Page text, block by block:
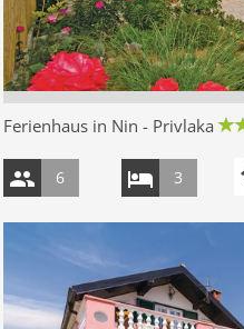
Ferienhaus in Nin - Privlaka
6 3